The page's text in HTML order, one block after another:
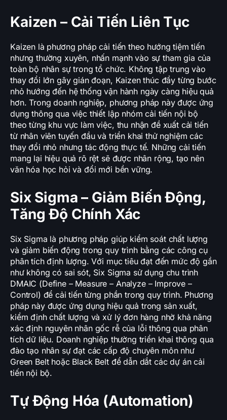
Kaizen – Cải Tiến Liên Tục
Kaizen là phương pháp cải tiến theo hướng tiệm tiến
nhưng thường xuyên, nhấn mạnh vào sự tham gia của
toàn bộ nhân sự trong tổ chức. Không tập trung vào
thay đổi lớn gây gián đoạn, Kaizen thúc đẩy từng bước
nhỏ hướng đến hệ thống vận hành ngày càng hiệu quả
hơn. Trong doanh nghiệp, phương pháp này được ứng
dụng thông qua việc thiết lập nhóm cải tiến nội bộ
theo từng khu vực làm việc, thu nhận đề xuất cải tiến
từ nhân viên tuyến đầu và triển khai thử nghiệm các
thay đổi nhỏ nhưng tác động thực tế. Những cải tiến
mang lại hiệu quả rõ rệt sẽ được nhân rộng, tạo nên
văn hóa học hỏi và đổi mới bền vững.
Six Sigma – Giảm Biến Động,
Tăng Độ Chính Xác
Six Sigma là phương pháp giúp kiểm soát chất lượng
và giảm biến động trong quy trình bằng các công cụ
phân tích định lượng. Với mục tiêu đạt đến mức độ gần
như không có sai sót, Six Sigma sử dụng chu trình
DMAIC (Define – Measure – Analyze – Improve –
Control) để cải tiến từng phần trong quy trình. Phương
pháp này được ứng dụng hiệu quả trong sản xuất,
kiểm định chất lượng và xử lý đơn hàng nhờ khả năng
xác định nguyên nhân gốc rễ của lỗi thông qua phân
tích dữ liệu. Doanh nghiệp thường triển khai thông qua
đào tạo nhân sự đạt các cấp độ chuyên môn như
Green Belt hoặc Black Belt để dẫn dắt các dự án cải
tiến nội bộ.
Tự Động Hóa (Automation)